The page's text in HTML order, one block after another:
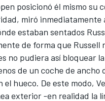
posicionó él mismo
miró inmediatamente
estaban sentados
de forma que
no pudiera así bloquear
de un coche de
el hueco. De este modo,
exterior -en realidad la